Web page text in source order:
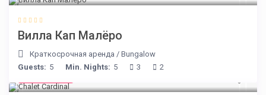
Вилла Кап Малёро
Краткосрочная аренда /Bungalow
Guests: 5 Min. Nights: 5 3 2